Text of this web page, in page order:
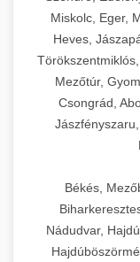
Miskolc, Eger,
Heves,
Mezőtúr,
Csongrád,
Békés,
Nádudvar,